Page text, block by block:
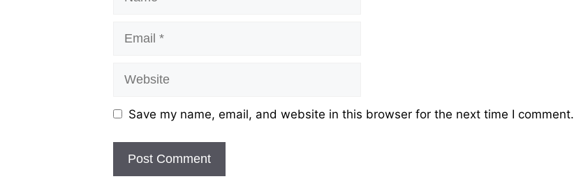
Email
Website
Save my name, email, and website in this browser for the next time I comment.